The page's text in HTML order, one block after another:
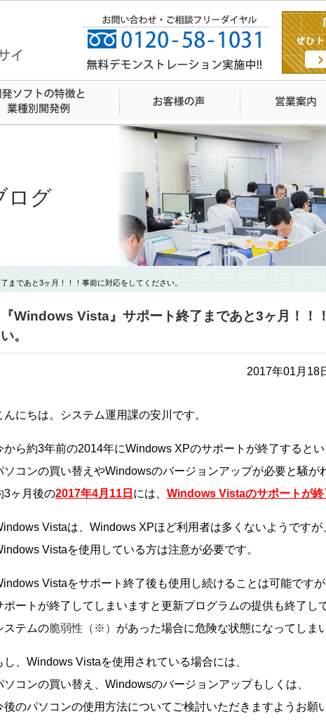
ログ
まであと3ヶ月！！！事前に対応をしてください。
『Windows Vista』サポート終了まであと3ヶ月！！
い。
2017年01月
んにちは。システム運用課の安川です。
から約3年前の2014年にWindows XPのサポートが終了するとい
ソコンの買い替えやWindowsのバージョンアップが必要と騒が
3ヶ月後の2017年4月11日 には、 Windows Vistaのサポートが終
Vistaは、Windows XPほど利用者は多くないようですが
Vistaを使用している方は注意が必要です。
Vistaをサポート終了後も使用し続けることは可能ですが
ポートが終了してしまいますと更新プログラムの提供も終了し
ステムの脆弱性（※） があった場合に危険な状態になってしま
し、Windows Vistaを使用されている場合には、
ソコンの買い替え、Windowsのバージョンアップもしくは、
後のパソコンの使用方法についてご検討いただきますようお願